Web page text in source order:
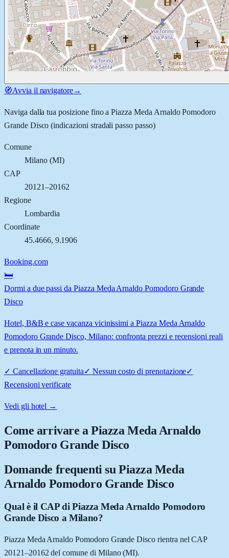
🧭Avvia il navigatore→
Naviga dalla tua posizione fino aPiazza Meda Arnaldo Pomodoro
Grande Disco (indicazioni stradali passo passo)
Comune
Milano(MI)
CAP
20121–20162
Regione
Lombardia
Coordinate
45.4666, 9.1906
Booking.com
🛏️
Dormi a due passi da Piazza Meda Arnaldo Pomodoro Grande
Disco
Hotel, B&B e case vacanza vicinissimi a Piazza Meda Arnaldo
Pomodoro Grande Disco, Milano: confronta prezzi e recensioni reali
e prenota in un minuto.
✓ Cancellazione gratuita✓ Nessun costo di prenotazione✓
Recensioni verificate
Vedi gli hotel →
Come arrivare aPiazza Meda Arnaldo
Pomodoro Grande Disco
Domande frequenti su Piazza Meda
Arnaldo Pomodoro Grande Disco
Qual è il CAP di Piazza Meda Arnaldo Pomodoro
Grande Disco a Milano?
Piazza Meda Arnaldo Pomodoro Grande Disco rientra nel CAP
20121–20162 del comune di Milano (MI).